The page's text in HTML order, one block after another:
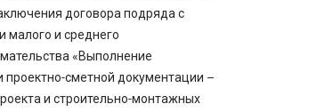
договора подряда с
малого и среднего
«Выполнение
проектно-сметной документации –
и строительно-монтажных